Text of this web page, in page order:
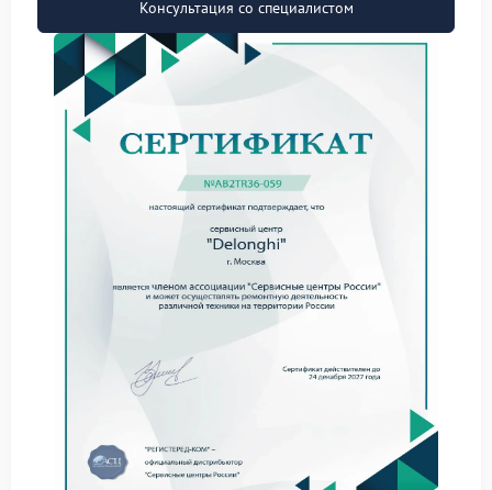
следующие факторы:
образование накипи на нагревательном
элементе и внутренних трубопроводах;
сбой в работе термодатчика, передающего
некорректные данные о температуре;
снижение эффективности ТЭНа из‑за
естественного износа;
нарушение контактов в электрической цепи
загрязнение парового контура, затрудняющее
циркуляцию тепла.
Почему стоит обратиться в
сервис Delonghi
Самостоятельные попытки устранить неисправность
могут усугубить ситуацию. Профессиональный
ремонт кофемашины Delonghi требует
Специалисты сервисного центра Delonghi проведут
комплексную диагностику, точно определят
Консультация со специалистом